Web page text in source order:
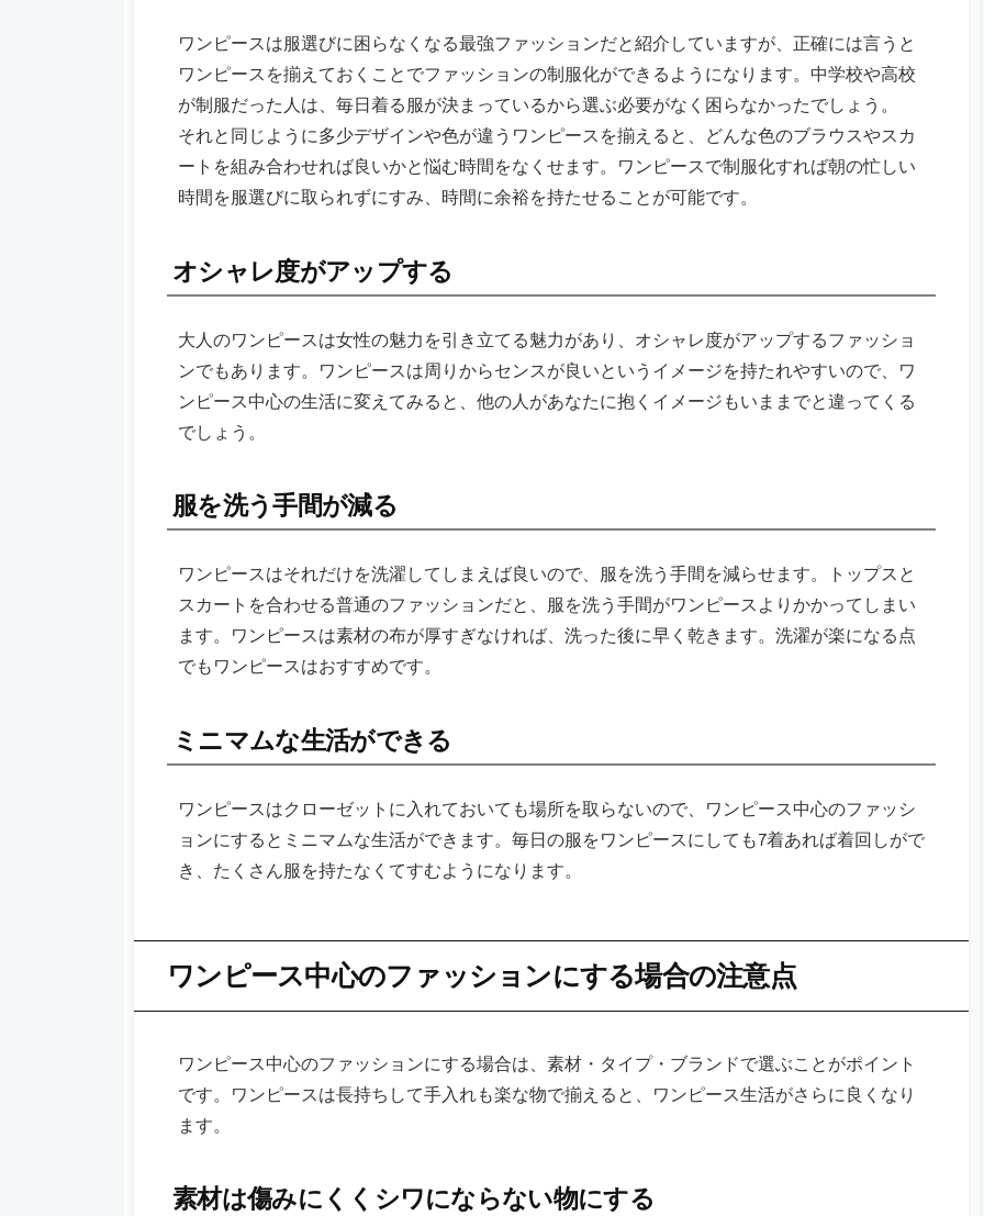
ワンピースは服選びに困らなくなる最強ファッションだと紹介していますが、正確には言うと
ワンピースを揃えておくことでファッションの制服化ができるようになります。中学校や高校
が制服だった人は、毎日着る服が決まっているから選ぶ必要がなく困らなかったでしょう。
それと同じように多少デザインや色が違うワンピースを揃えると、どんな色のブラウスやスカ
ートを組み合わせれば良いかと悩む時間をなくせます。ワンピースで制服化すれば朝の忙しい
時間を服選びに取られずにすみ、時間に余裕を持たせることが可能です。
オシャレ度がアップする
大人のワンピースは女性の魅力を引き立てる魅力があり、オシャレ度がアップするファッショ
ンでもあります。ワンピースは周りからセンスが良いというイメージを持たれやすいので、ワ
ンピース中心の生活に変えてみると、他の人があなたに抱くイメージもいままでと違ってくる
でしょう。
服を洗う手間が減る
ワンピースはそれだけを洗濯してしまえば良いので、服を洗う手間を減らせます。トップスと
スカートを合わせる普通のファッションだと、服を洗う手間がワンピースよりかかってしまい
ます。ワンピースは素材の布が厚すぎなければ、洗った後に早く乾きます。洗濯が楽になる点
でもワンピースはおすすめです。
ミニマムな生活ができる
ワンピースはクローゼットに入れておいても場所を取らないので、ワンピース中心のファッシ
ョンにするとミニマムな生活ができます。毎日の服をワンピースにしても7着あれば着回しがで
き、たくさん服を持たなくてすむようになります。
ワンピース中心のファッションにする場合の注意点
ワンピース中心のファッションにする場合は、素材・タイプ・ブランドで選ぶことがポイント
です。ワンピースは長持ちして手入れも楽な物で揃えると、ワンピース生活がさらに良くなり
ます。
素材は傷みにくくシワにならない物にする